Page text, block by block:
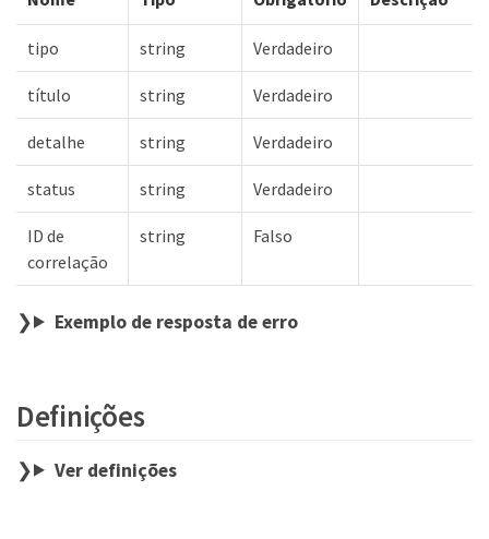
tipo string Verdadeiro
título string Verdadeiro
detalhe string Verdadeiro
status string Verdadeiro
ID de
correlação
string Falso
Exemplo de resposta de erro
Definições
Ver definições